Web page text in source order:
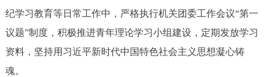
DEUTSCH FRANÇAIS РУССКИЙ ЯЗЫК
ESPAÑOL العربية PORTUGUÊS
纪学习教育等日常工作中，严格执行机关团委工作会议“第一
议题”制度，积极推进青年理论学习小组建设，定期发放学习
资料，坚持用习近平新时代中国特色社会主义思想凝心铸
魂。